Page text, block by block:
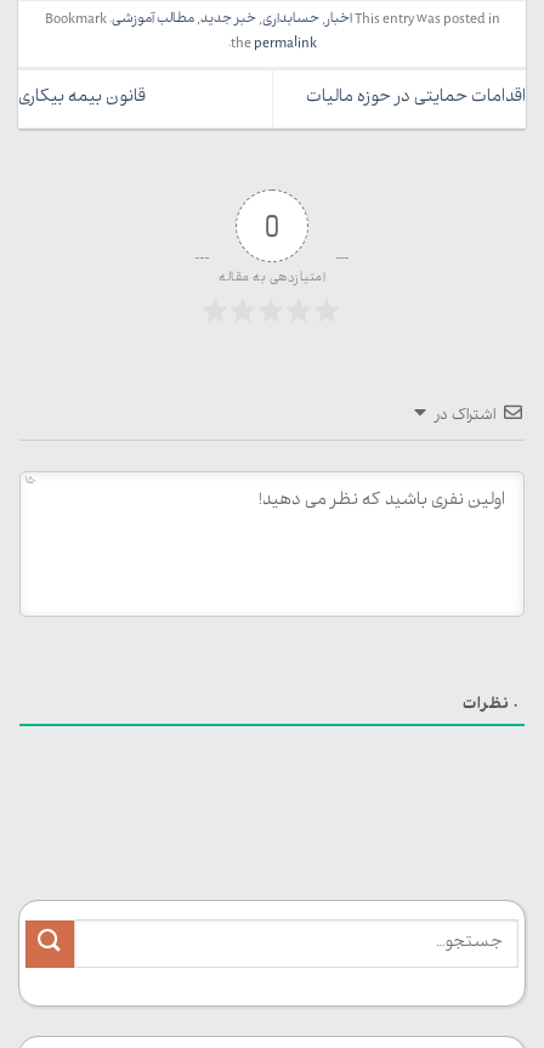
This entry was posted inاخبار,حسابداری,خبر جدید,مطالب آموزشی . Bookmark
thepermalink
.
اقدامات حمایتی در حوزه مالیات قانون بیمه بیکاری
0
امتیازدهی به مقاله
اشتراک در
150
0 نظرات